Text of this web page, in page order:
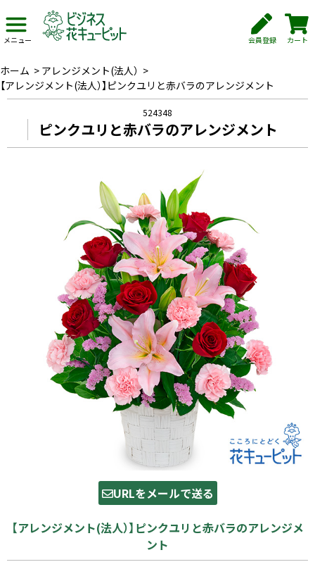
メニュー 会員登録 カート
ホーム > アレンジメント(法人） >
【アレンジメント(法人）】ピンクユリと赤バラのアレンジメント
524348
ピンクユリと赤バラのアレンジメント
URLをメールで送る
【アレンジメント(法人）】ピンクユリと赤バラのアレンジメ
ント